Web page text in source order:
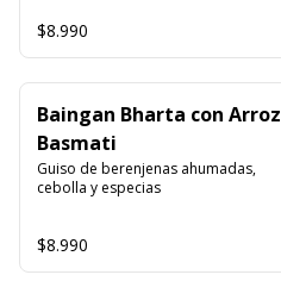
$8.990
Baingan Bharta con Arroz
Basmati
Guiso de berenjenas ahumadas,
cebolla y especias
$8.990